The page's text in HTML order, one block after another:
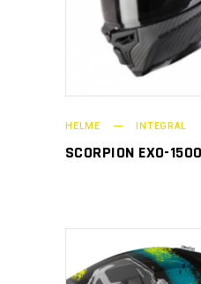
HELME INTEGRAL
SCORPION EXO-